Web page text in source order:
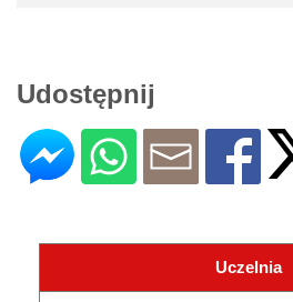
Udostępnij
Uczelnia